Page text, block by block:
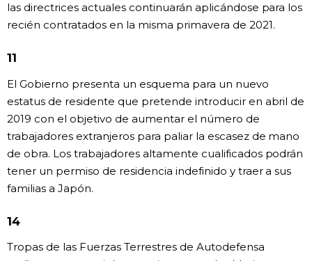
las directrices actuales continuarán aplicándose para los
recién contratados en la misma primavera de 2021.
11
El Gobierno presenta un esquema para un nuevo
estatus de residente que pretende introducir en abril de
2019 con el objetivo de aumentar el número de
trabajadores extranjeros para paliar la escasez de mano
de obra. Los trabajadores altamente cualificados podrán
tener un permiso de residencia indefinido y traer a sus
familias a Japón.
14
Tropas de las Fuerzas Terrestres de Autodefensa